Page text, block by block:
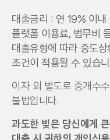
대출금리 : 연 19% 이
플랫폼 이용료, 법무비
대출유형에 따라 중도
조건이 적용될 수 있습
이자 외 별도로 중개수
불법입니다.
과도한 빚은 당신에게